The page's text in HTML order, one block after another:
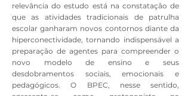
relevância do estudo está na constatação de
que as atividades tradicionais de patrulha
escolar ganharam novos contornos diante da
hiperconectividade, tornando indispensável a
preparação de agentes para compreender o
novo modelo de ensino e seus
desdobramentos sociais, emocionais e
pedagógicos. O BPEC, nesse sentido,